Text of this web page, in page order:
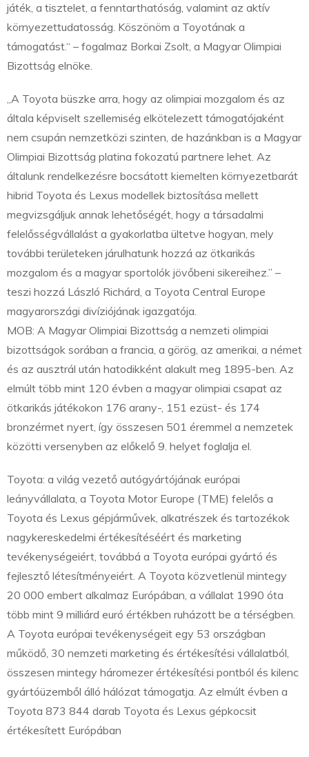
játék, a tisztelet, a fenntarthatóság, valamint az aktív
környezettudatosság. Köszönöm a Toyotának a
támogatást.“ – fogalmaz Borkai Zsolt, a Magyar Olimpiai
Bizottság elnöke.
„A Toyota büszke arra, hogy az olimpiai mozgalom és az
általa képviselt szellemiség elkötelezett támogatójaként
nem csupán nemzetközi szinten, de hazánkban is a Magyar
Olimpiai Bizottság platina fokozatú partnere lehet. Az
általunk rendelkezésre bocsátott kiemelten környezetbarát
hibrid Toyota és Lexus modellek biztosítása mellett
megvizsgáljuk annak lehetőségét, hogy a társadalmi
felelősségvállalást a gyakorlatba ültetve hogyan, mely
további területeken járulhatunk hozzá az ötkarikás
mozgalom és a magyar sportolók jövőbeni sikereihez.” –
teszi hozzá László Richárd, a Toyota Central Europe
magyarországi divíziójának igazgatója.
MOB: A Magyar Olimpiai Bizottság a nemzeti olimpiai
bizottságok sorában a francia, a görög, az amerikai, a német
és az ausztrál után hatodikként alakult meg 1895-ben. Az
elmúlt több mint 120 évben a magyar olimpiai csapat az
ötkarikás játékokon 176 arany-, 151 ezüst- és 174
bronzérmet nyert, így összesen 501 éremmel a nemzetek
közötti versenyben az előkelő 9. helyet foglalja el.
Toyota: a világ vezető autógyártójának európai
leányvállalata, a Toyota Motor Europe (TME) felelős a
Toyota és Lexus gépjárművek, alkatrészek és tartozékok
nagykereskedelmi értékesítéséért és marketing
tevékenységeiért, továbbá a Toyota európai gyártó és
fejlesztő létesítményeiért. A Toyota közvetlenül mintegy
20 000 embert alkalmaz Európában, a vállalat 1990 óta
több mint 9 milliárd euró értékben ruházott be a térségben.
A Toyota európai tevékenységeit egy 53 országban
működő, 30 nemzeti marketing és értékesítési vállalatból,
összesen mintegy háromezer értékesítési pontból és kilenc
gyártóüzemből álló hálózat támogatja. Az elmúlt évben a
Toyota 873 844 darab Toyota és Lexus gépkocsit
értékesített Európában